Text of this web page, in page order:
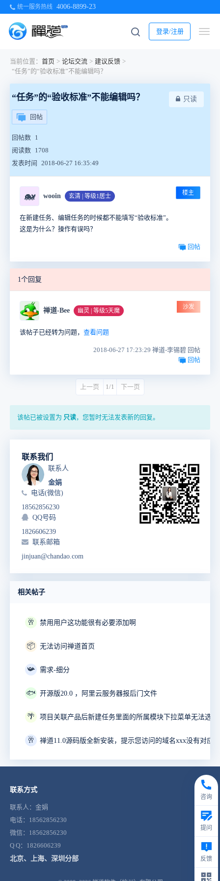
统一服务热线 4006-8899-23
登录/注册
当前位置： 首页 > 论坛交流 > 建议反馈 >
“任务”的“验收标准”不能编辑吗？
只读
“任务”的“验收标准”不能编辑吗？
回帖
回帖数 1
阅读数 1708
发表时间
2018-06-27 16:35:49
🐋 wooin 玄清 | 等级1居士 楼主
在新建任务、编辑任务的时候都不能填写“验收标准”。
这是为什么？操作有误吗？
回帖
1个回复
禅道-Bee 幽灵 | 等级5天魔
沙发
该帖子已经转为问题， 查看问题
2018-06-27 17:23:29 禅道-李锡碧 回帖
回帖
上一页 1/1 下一页
该帖已被设置为 只读，您暂时无法发表新的回复。
联系我们
联系人
金娟
电话(微信)
18562856230
QQ号码
1826606239
联系邮箱
jinjuan@chandao.com
相关帖子
🥂 禁用用户这功能很有必要添加啊
📦 无法访问禅道首页
📯 需求-细分
🐟 开源版20.0 ，阿里云服务器报后门文件
🌴 项目关联产品后新建任务里面的所属模块下拉菜单无法选择
🥂 禅道11.0源码版全新安装，提示您访问的域名xxx没有对应
联系方式
联系人：金娟
电话：18562856230
微信：18562856230
Q Q：1826606239
北京、上海、深圳分部
咨询
提问
反馈